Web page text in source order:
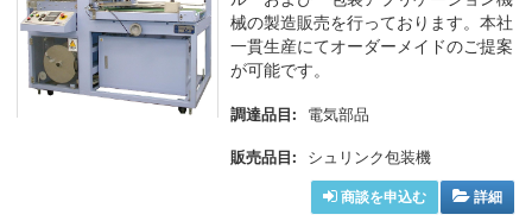
械の製造販売を行っております。本社
一貫生産にてオーダーメイドのご提案
が可能です。
調達品目:
電気部品
販売品目:
シュリンク包装機
詳細
商談を申込む